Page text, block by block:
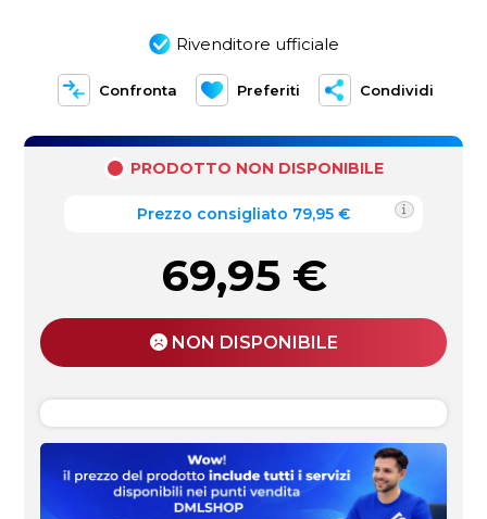
Rivenditore ufficiale
Confronta Preferiti Condividi
PRODOTTO NON DISPONIBILE
Prezzo consigliato 79,95 €
69,95 €
NON DISPONIBILE